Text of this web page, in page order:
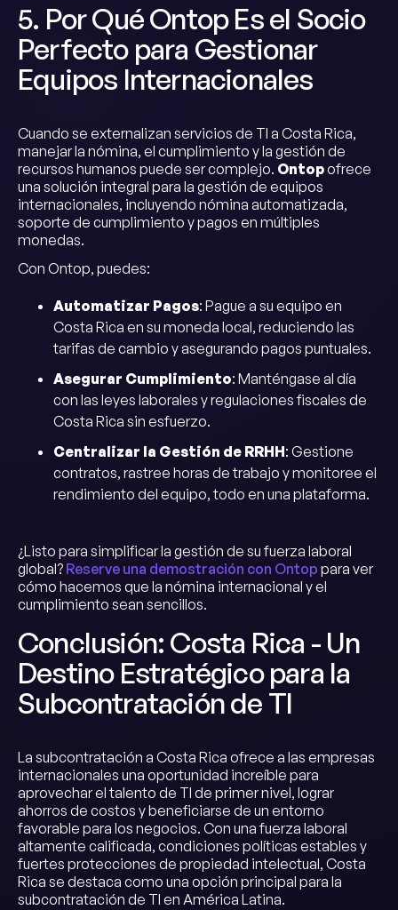
5. Por Qué Ontop Es el Socio
Perfecto para Gestionar
Equipos Internacionales
Cuando se externalizan servicios de TI a Costa Rica,
manejar la nómina, el cumplimiento y la gestión de
recursos humanos puede ser complejo. Ontopofrece
una solución integral para la gestión de equipos
internacionales, incluyendo nómina automatizada,
soporte de cumplimiento y pagos en múltiples
monedas.
Con Ontop, puedes:
Automatizar Pagos: Pague a su equipo en
Costa Rica en su moneda local, reduciendo las
tarifas de cambio y asegurando pagos puntuales.
Asegurar Cumplimiento: Manténgase al día
con las leyes laborales y regulaciones fiscales de
Costa Rica sin esfuerzo.
Centralizar la Gestión de RRHH: Gestione
contratos, rastree horas de trabajo y monitoree el
rendimiento del equipo, todo en una plataforma.
¿Listo para simplificar la gestión de su fuerza laboral
global? Reserve una demostración con Ontop para ver
cómo hacemos que la nómina internacional y el
cumplimiento sean sencillos.
Conclusión: Costa Rica - Un
Destino Estratégico para la
Subcontratación de TI
La subcontratación a Costa Rica ofrece a las empresas
internacionales una oportunidad increíble para
aprovechar el talento de TI de primer nivel, lograr
ahorros de costos y beneficiarse de un entorno
favorable para los negocios. Con una fuerza laboral
altamente calificada, condiciones políticas estables y
fuertes protecciones de propiedad intelectual, Costa
Rica se destaca como una opción principal para la
subcontratación de TI en América Latina.